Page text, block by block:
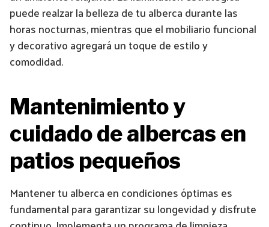
puede realzar la belleza de tu alberca durante las
horas nocturnas, mientras que el mobiliario funcional
y decorativo agregará un toque de estilo y
comodidad.
Mantenimiento y
cuidado de albercas en
patios pequeños
Mantener tu alberca en condiciones óptimas es
fundamental para garantizar su longevidad y disfrute